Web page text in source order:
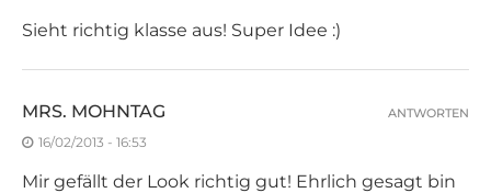
Sieht richtig klasse aus! Super Idee :)
MRS. MOHNTAG
16/02/2013 - 16:53
Mir gefällt der Look richtig gut! Ehrlich gesagt bin
ANTWORTEN